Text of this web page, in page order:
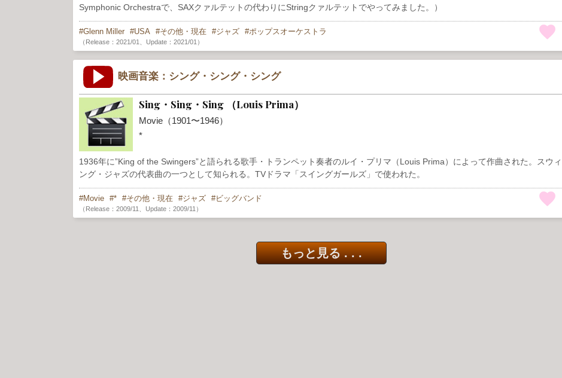
Symphonic Orchestraで、SAXクァルテットの代わりにStringクァルテットでやってみました。）
Glenn Miller USA その他・現在 ジャズ ポップスオーケストラ
（Release：2021/01、Update：2021/01）
映画音楽：シング・シング・シング
Sing・Sing・Sing （Louis Prima）
Movie（1901〜1946）
*
1936年に”King of the Swingers”と語られる歌手・トランペット奏者のルイ・プリマ（Louis Prima）によって作曲された。スウィ
ング・ジャズの代表曲の一つとして知られる。TVドラマ「スイングガールズ」で使われた。
Movie * その他・現在 ジャズ ビッグバンド
（Release：2009/11、Update：2009/11）
もっと見る . . .